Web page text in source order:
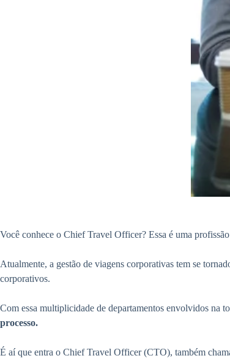
Você conhece o Chief Travel Officer? Essa é uma
Atualmente, a gestão de viagens corporativas tem se
corporativos.
Com essa multiplicidade de departamentos envolvidos na
processo.
É aí que entra o Chief Travel Officer (CTO), também